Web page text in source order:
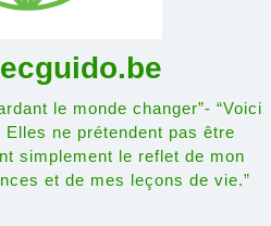
le monde changer”- “Voici
ne prétendent pas être
simplement le reflet de mon
et de mes leçons de vie.”